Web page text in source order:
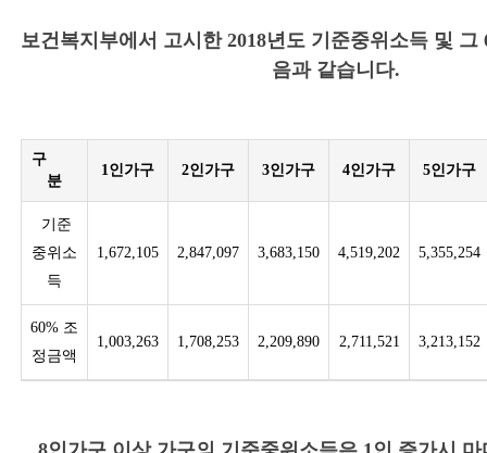
보건복지부에서 고시한 2018년도 기준중위소득 및
음과 같습니다.
구
분
1인가구 2인가구 3인가구 4인가구 5인가구
기준
중위소
득
1,672,105 2,847,097 3,683,150 4,519,202 5,355,254
60% 조
정금액
1,003,263 1,708,253 2,209,890 2,711,521 3,213,152